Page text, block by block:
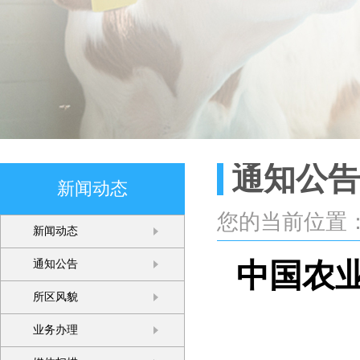
新闻动态
新闻动态
通知公告
所区风貌
业务办理
通知公告
您的当前位置
中国农